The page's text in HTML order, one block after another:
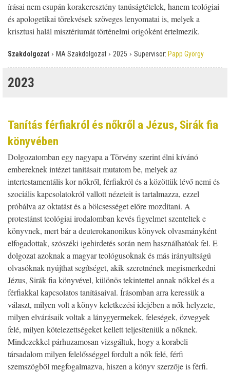
írásai nem csupán korakeresztény tanúságtételek, hanem teológiai
és apologetikai törekvések szöveges lenyomatai is, melyek a
krisztusi halál misztériumát történelmi origóként értelmezik.
Szakdolgozat › MA Szakdolgozat › 2025 › Supervisor: Papp György
2023
Tanítás férfiakról és nőkről a Jézus, Sirák fia
könyvében
Dolgozatomban egy nagyapa a Törvény szerint élni kívánó
embereknek intézet tanításait mutatom be, melyek az
intertestamentális kor nőkről, férfiakról és a közöttük lévő nemi és
szociális kapcsolatokról vallott nézeteit is tartalmazza, ezzel
próbálva az oktatást és a bölcsességet előre mozdítani. A
protestánst teológiai irodalomban kevés figyelmet szenteltek e
könyvnek, mert bár a deuterokanonikus könyvek olvasmányként
elfogadottak, szószéki igehirdetés során nem használhatóak fel. E
dolgozat azoknak a magyar teológusoknak és más irányultságú
olvasóknak nyújthat segítséget, akik szeretnének megismerkedni
Jézus, Sirák fia könyvével, különös tekintettel annak nőkkel és a
férfiakkal kapcsolatos tanításaival. Írásomban arra keressük a
választ, milyen volt a könyv keletkezési idejében a nők helyzete,
milyen elvárásaik voltak a lánygyermekek, feleségek, özvegyek
felé, milyen kötelezettségeket kellett teljesíteniük a nőknek.
Mindezekkel párhuzamosan vizsgáltuk, hogy a korabeli
társadalom milyen felelősséggel fordult a nők felé, férfi
szemszögből megfogalmazva, hiszen a könyv szerzője is férfi.